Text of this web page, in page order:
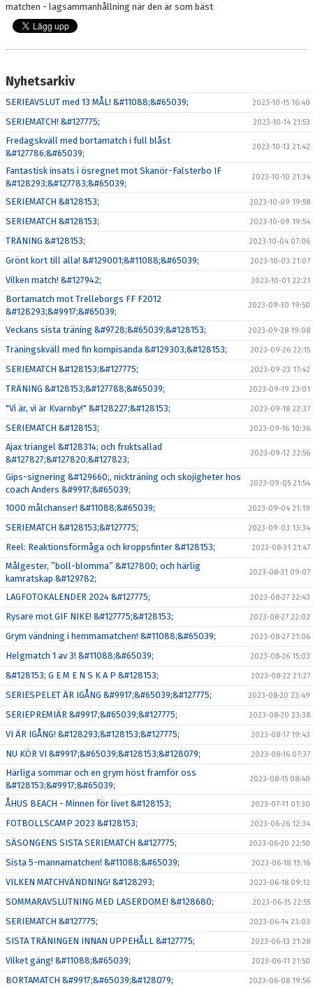
matchen - lagsammanhållning när den är som bäst
Nyhetsarkiv
SERIEAVSLUT med 13 MÅL! &#11088;&#65039; 2023-10-15 16:40
SERIEMATCH! &#127775; 2023-10-14 21:53
Fredagskväll med bortamatch i full blåst
&#127786;&#65039;
2023-10-13 21:42
Fantastisk insats i ösregnet mot Skanör-Falsterbo IF
&#128293;&#127783;&#65039;
2023-10-10 21:34
SERIEMATCH &#128153; 2023-10-09 19:58
SERIEMATCH &#128153; 2023-10-09 19:54
TRÄNING &#128153; 2023-10-04 07:06
Grönt kort till alla! &#129001;&#11088;&#65039; 2023-10-03 21:07
Vilken match! &#127942; 2023-10-01 22:21
Bortamatch mot Trelleborgs FF F2012
&#128293;&#9917;&#65039;
2023-09-30 19:50
Veckans sista träning &#9728;&#65039;&#128153; 2023-09-28 19:08
Träningskväll med fin kompisanda &#129303;&#128153; 2023-09-26 22:15
SERIEMATCH &#128153;&#127775; 2023-09-23 17:42
TRÄNING &#128153;&#127788;&#65039; 2023-09-19 23:01
"Vi är, vi är Kvarnby!" &#128227;&#128153; 2023-09-18 22:37
SERIEMATCH &#128153; 2023-09-16 10:36
Ajax triangel &#128314; och fruktsallad
&#127827;&#127820;&#127823;
2023-09-12 22:56
Gips-signering &#129660;, nickträning och skojigheter hos
coach Anders &#9917;&#65039;
2023-09-05 21:54
1000 målchanser! &#11088;&#65039; 2023-09-04 21:19
SERIEMATCH &#128153;&#127775; 2023-09-03 13:34
Reel: Reaktionsförmåga och kroppsfinter &#128153; 2023-08-31 21:47
Målgester, ”boll-blomma” &#127800; och härlig
kamratskap &#129782;
2023-08-31 09:07
LAGFOTOKALENDER 2024 &#127775; 2023-08-27 22:43
Rysare mot GIF NIKE! &#127775;&#128153; 2023-08-27 22:02
Grym vändning i hemmamatchen! &#11088;&#65039; 2023-08-27 21:06
Helgmatch 1 av 3! &#11088;&#65039; 2023-08-26 15:03
&#128153; G E M E N S K A P &#128153; 2023-08-22 21:27
SERIESPELET ÄR IGÅNG &#9917;&#65039;&#127775; 2023-08-20 23:49
SERIEPREMIÄR &#9917;&#65039;&#127775; 2023-08-20 23:38
VI ÄR IGÅNG! &#128293;&#128153;&#127775; 2023-08-17 19:43
NU KÖR VI &#9917;&#65039;&#128153;&#128079; 2023-08-16 07:37
Härliga sommar och en grym höst framför oss
&#128153;&#9917;&#65039;
2023-08-15 08:40
ÅHUS BEACH - Minnen för livet &#128153; 2023-07-11 01:30
FOTBOLLSCAMP 2023 &#128153; 2023-06-26 12:34
SÄSONGENS SISTA SERIEMATCH &#127775; 2023-06-20 22:50
Sista 5-mannamatchen! &#11088;&#65039; 2023-06-18 13:16
VILKEN MATCHVÄNDNING! &#128293; 2023-06-18 09:12
SOMMARAVSLUTNING MED LASERDOME! &#128680; 2023-06-15 22:55
SERIEMATCH &#127775; 2023-06-14 23:03
SISTA TRÄNINGEN INNAN UPPEHÅLL &#127775; 2023-06-13 21:28
Vilket gäng! &#11088;&#65039; 2023-06-11 21:50
BORTAMATCH &#9917;&#65039;&#128079; 2023-06-08 19:56